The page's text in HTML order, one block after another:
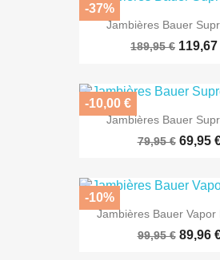
Jambières Bauer
189,95 € 119,67
-37%
Jambières Bauer
79,95 € 69,95
-10,00 €
Jambières Bauer Vapor
99,95 € 89,96
-10%